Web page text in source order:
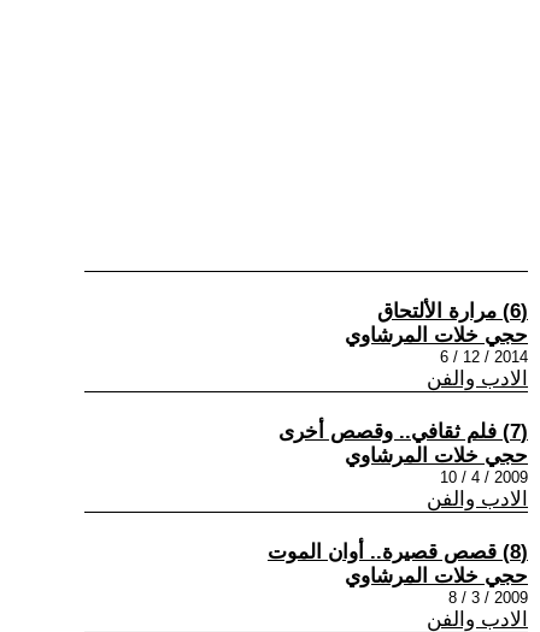
(6) مرارة الألتحاق
حجي خلات المرشاوي
2014 / 12 / 6
الادب والفن
(7) فلم ثقافي.. وقصص أخرى
حجي خلات المرشاوي
2009 / 4 / 10
الادب والفن
(8) قصص قصيرة.. أوان الموت
حجي خلات المرشاوي
2009 / 3 / 8
الادب والفن